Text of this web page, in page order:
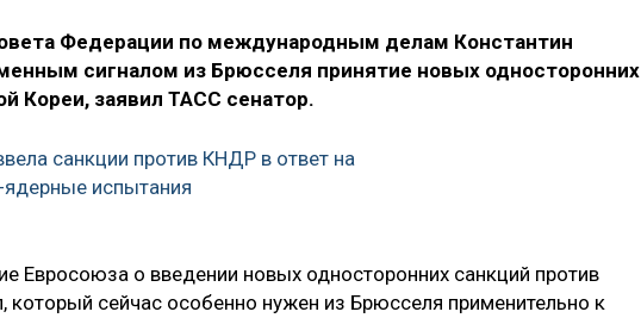
Федерации по международным делам Константин
сигналом из Брюсселя принятие новых односторонних
Кореи, заявил ТАСС сенатор.
санкции против КНДР в ответ на
ядерные испытания
Евросоюза о введении новых односторонних санкций против
который сейчас особенно нужен из Брюсселя применительно к